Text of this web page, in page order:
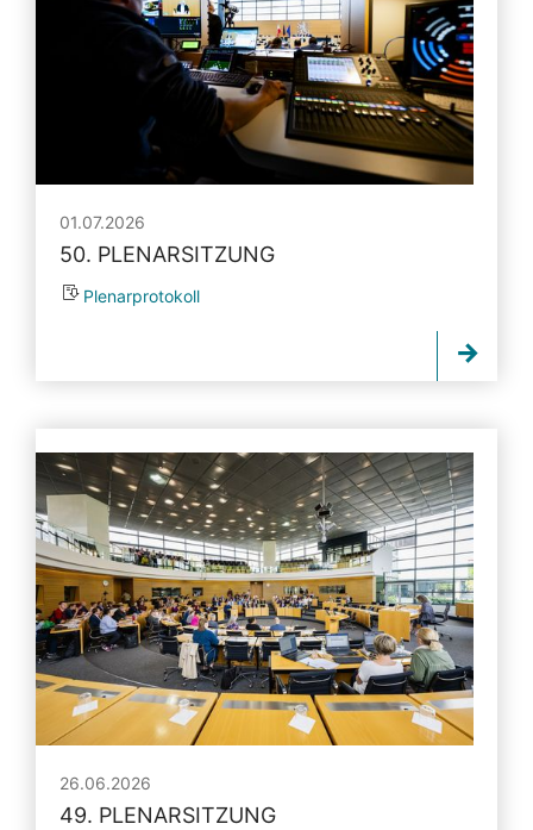
01.07.2026
50. PLENARSITZUNG
Plenarprotokoll
26.06.2026
49. PLENARSITZUNG